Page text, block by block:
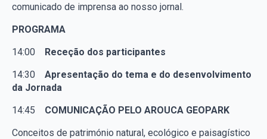
comunicado de imprensa ao nosso jornal.
PROGRAMA
14:00 Receção dos participantes
14:30 Apresentação do tema e do desenvolvimento
da Jornada
14:45 COMUNICAÇÃO PELO AROUCA GEOPARK
Conceitos de património natural, ecológico e paisagístico